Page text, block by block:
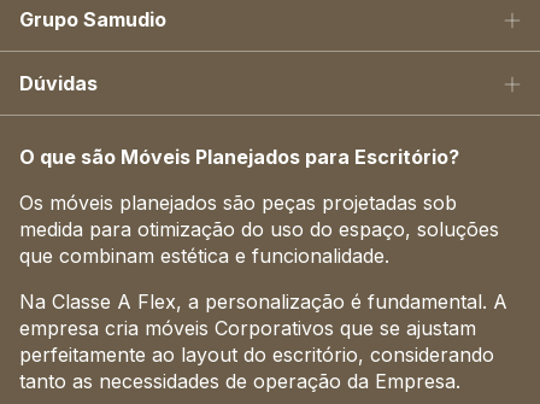
Grupo Samudio
Dúvidas
O que são Móveis Planejados para Escritório?
Os móveis planejados são peças projetadas sob
medida para otimização do uso do espaço, soluções
que combinam estética e funcionalidade.
Na Classe A Flex, a personalização é fundamental. A
empresa cria móveis Corporativos que se ajustam
perfeitamente ao layout do escritório, considerando
tanto as necessidades de operação da Empresa.